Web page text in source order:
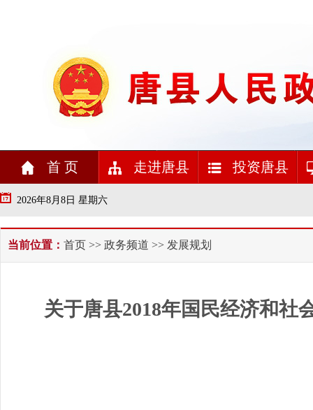
首 页 走进唐县 投资唐县
2026年8月8日 星期六
当前位置： 首页 >> 政务频道 >> 发展规划
关于唐县2018年国民经济和社